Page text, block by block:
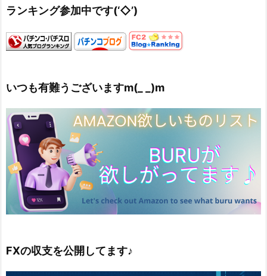
ランキング参加中です(‘◇’)ゞ
いつも有難うございますm(_ _)m
FXの収支を公開してます♪